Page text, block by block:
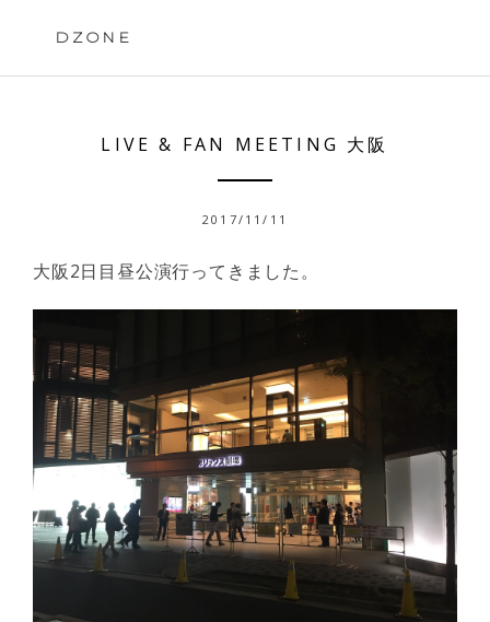
DZONE
LIVE & FAN MEETING 大阪
2017/11/11
大阪2日目昼公演行ってきました。